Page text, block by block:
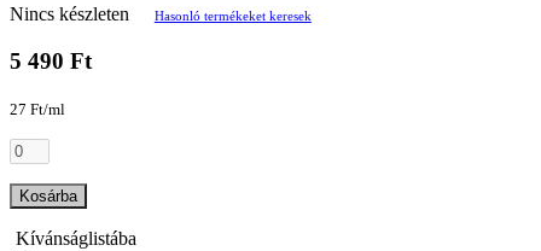
Nincs készleten Hasonló termékeket keresek
5 490 Ft
27 Ft/ml
Kosárba
Kívánságlistába